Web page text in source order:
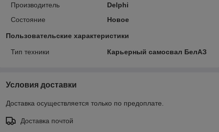
Производитель
Delphi
Состояние
Новое
Пользовательские характеристики
Тип техники Карьерный самосвал БелАЗ
Условия доставки
Доставка осуществляется только по предоплате.
Доставка почтой